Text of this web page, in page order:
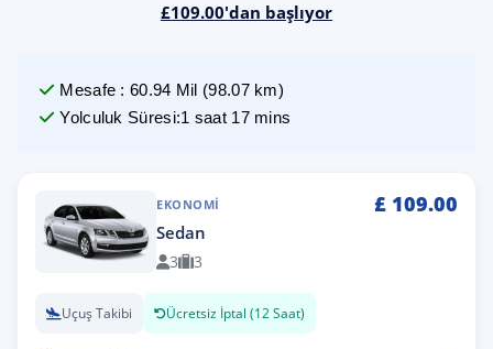
£109.00'dan başlıyor
Mesafe :60.94 Mil (98.07km)
Yolculuk Süresi:1 saat 17 mins
EKONOMI £ 109.00
Sedan
3 3
Uçuş Takibi Ücretsiz İptal (12 Saat)